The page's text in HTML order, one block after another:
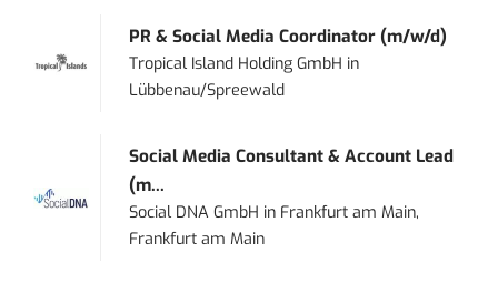
PR & Social Media Coordinator (m/w/d)
Tropical Island Holding GmbH in
Lübbenau/Spreewald
Social Media Consultant & Account Lead
(m...
Social DNA GmbH in Frankfurt am Main,
Frankfurt am Main